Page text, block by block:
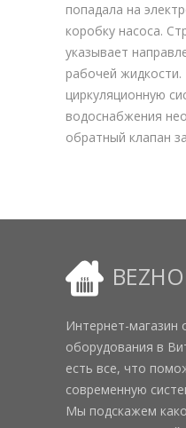
попадала на
коробку насоса.
указывает
рабочей жидкости.
циркуляционную
водоснабжения
обратный клапан
Интернет-магазин
оборудования в
есть все, что
современную
Мы подскажем